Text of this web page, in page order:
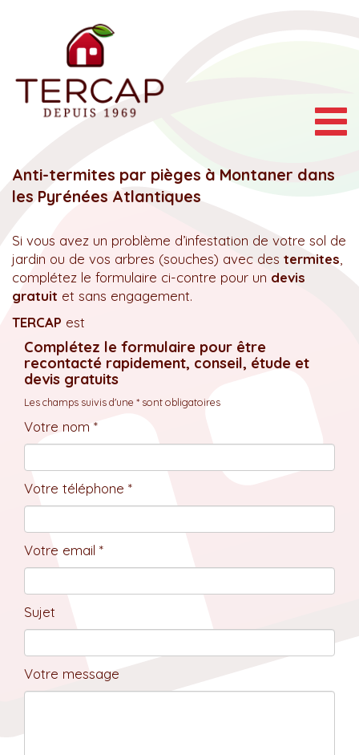
Anti-termites par pièges à Montaner dans
les Pyrénées Atlantiques
Si vous avez un problème d’infestation de votre sol de
jardin ou de vos arbres (souches) avec des termites
complétez le formulaire ci-contre pour un devis
gratuit et sans engagement.
TERCAP est
Complétez le formulaire pour être
recontacté rapidement, conseil, étude et
devis gratuits
Les champs suivis d'une * sont obligatoires
Votre nom *
Votre téléphone *
Votre email *
Sujet
Votre message